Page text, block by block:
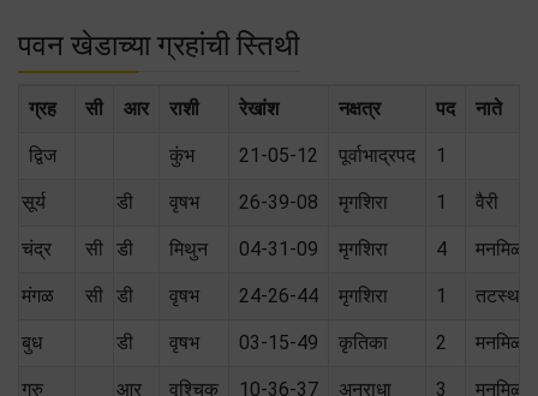
पवन खेडाच्या ग्रहांची स्तिथी
ग्रह सी आर राशी रेखांश नक्षत्र पद नाते
द्विज कुंभ 21-05-12 पूर्वाभाद्रपद 1
सूर्य डी वृषभ 26-39-08 मृगशिरा 1 वैरी
चंद्र सी डी मिथुन 04-31-09 मृगशिरा 4
मंगळ सी डी वृषभ 24-26-44 मृगशिरा 1 तटस्थ
बुध डी वृषभ 03-15-49 कृतिका 2
गुरु आर वृश्चिक 10-36-37 अनुराधा 3